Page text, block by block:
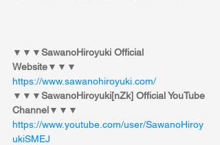
▼▼▼SawanoHiroyuki Official
Website▼▼▼
https://www.sawanohiroyuki.com/
▼▼▼SawanoHiroyuki[nZk] Official YouTube
Channel▼▼▼
https://www.youtube.com/user/SawanoHiroy
ukiSMEJ